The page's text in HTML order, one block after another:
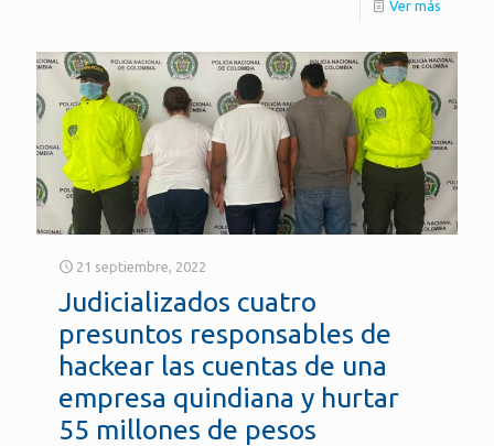
Ver más
21 septiembre, 2022
Judicializados cuatro
presuntos responsables de
hackear las cuentas de una
empresa quindiana y hurtar
55 millones de pesos